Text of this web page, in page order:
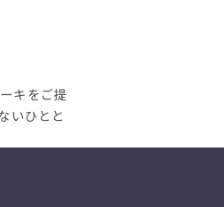
キをご提
いひとと